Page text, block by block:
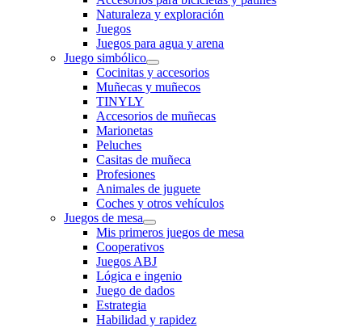
Naturaleza y exploración
Juegos
Juegos para agua y arena
Juego simbólico
Cocinitas y accesorios
Muñecas y muñecos
TINYLY
Accesorios de muñecas
Marionetas
Peluches
Casitas de muñeca
Profesiones
Animales de juguete
Coches y otros vehículos
Juegos de mesa
Mis primeros juegos de mesa
Cooperativos
Juegos ABJ
Lógica e ingenio
Juego de dados
Estrategia
Habilidad y rapidez